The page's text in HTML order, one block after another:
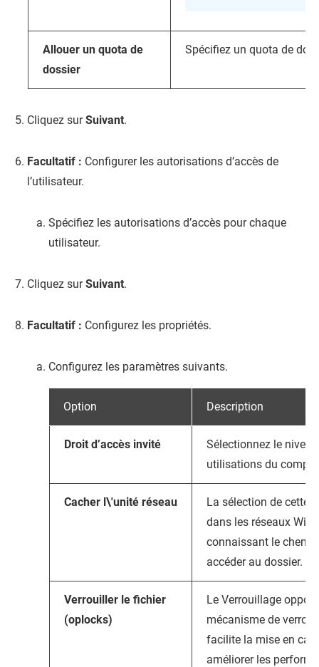
Allouer un quota de
dossier
Spécifiez un quota de
Cliquez surSuivant.
Facultatif : Configurer les autorisations d’accès de
l’utilisateur.
Spécifiez les autorisations d’accès pour chaque
utilisateur.
Cliquez surSuivant.
Facultatif : Configurez les propriétés.
Configurez les paramètres suivants.
Option Description
Droit d’accès invité
Sélectionnez le
utilisations du
Cacher l\'unité réseau
La sélection de cette
dans les réseaux
connaissant le
accéder au dossier.
Verrouiller le fichier
(oplocks)
Le Verrouillage
mécanisme de
facilite la mise en
améliorer les